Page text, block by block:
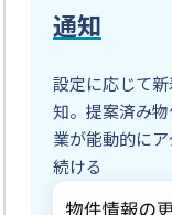
通知
設定に応じて
知。提案済み
業が能動的に
続ける